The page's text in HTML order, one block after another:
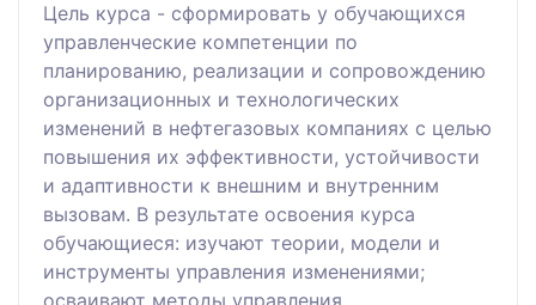
Цель курса - сформировать у обучающихся
управленческие компетенции по
планированию, реализации и сопровождению
организационных и технологических
изменений в нефтегазовых компаниях с целью
повышения их эффективности, устойчивости
и адаптивности к внешним и внутренним
вызовам. В результате освоения курса
обучающиеся: изучают теории, модели и
инструменты управления изменениями;